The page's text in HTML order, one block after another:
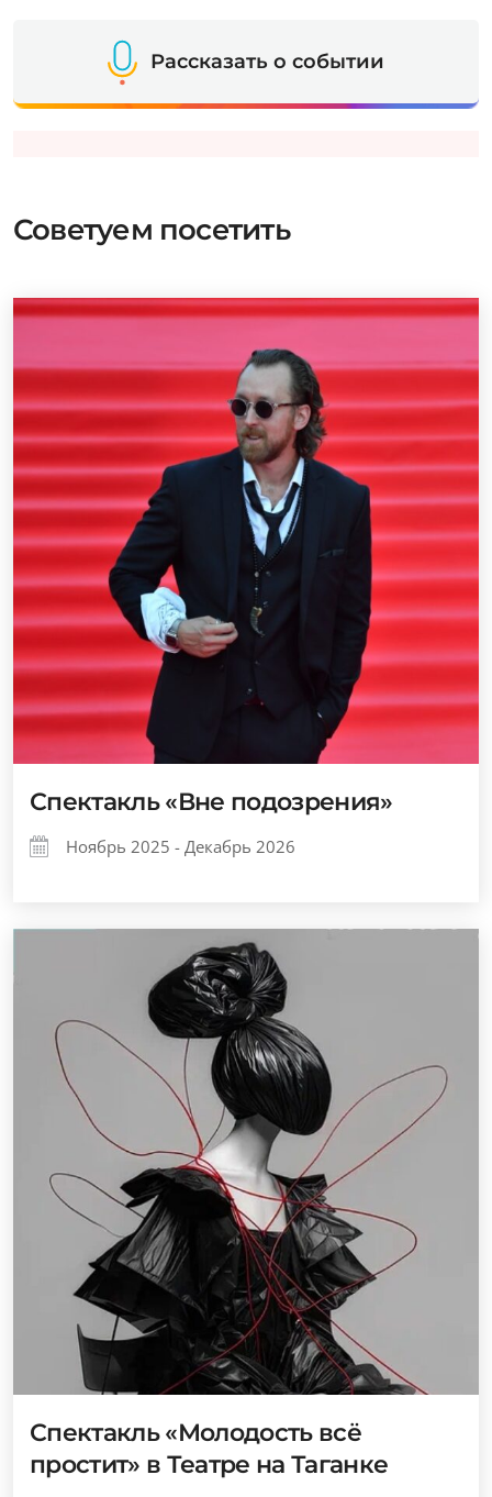
Рассказать о событии
Советуем посетить
Спектакль «Вне подозрения»
Ноябрь 2025 - Декабрь 2026
Спектакль «Молодость всё
простит» в Театре на Таганке